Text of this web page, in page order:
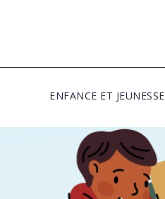
ENFANCE ET JEUNESSE